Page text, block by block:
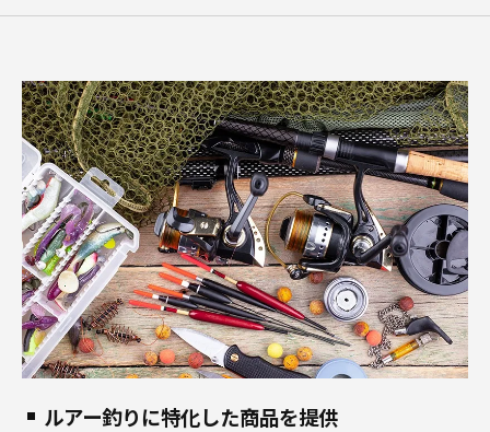
ルアー釣りに特化した商品を提供